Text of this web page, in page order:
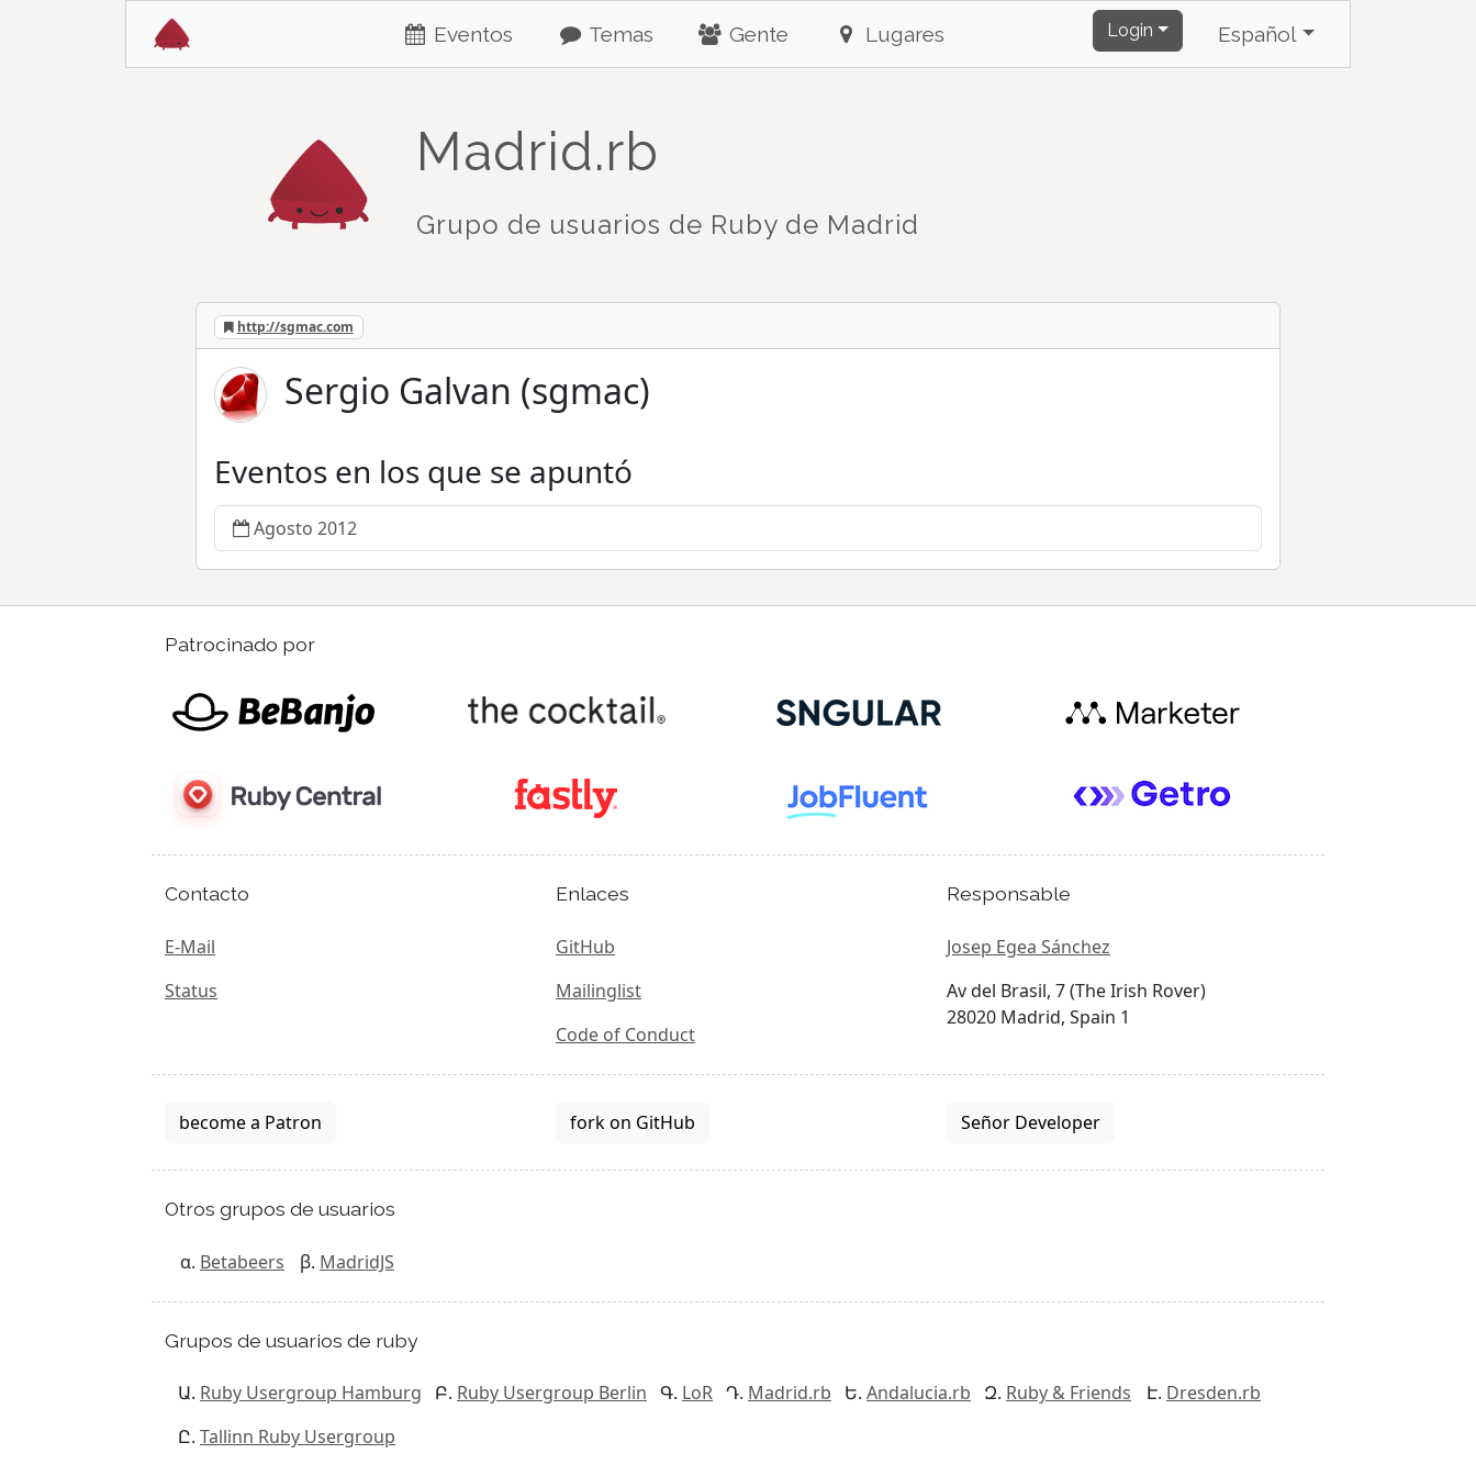
Eventos Temas Gente Lugares Login Español
Madrid.rb
Grupo de usuarios de Ruby de Madrid
http://sgmac.com
Sergio Galvan (sgmac)
Eventos en los que se apuntó
Agosto 2012
Patrocinado por
Contacto
E-Mail
Status
Enlaces
GitHub
Mailinglist
Code of Conduct
Responsable
Josep Egea Sánchez
Av del Brasil, 7 (The Irish Rover)
28020 Madrid, Spain 1
become a Patron fork on GitHub Señor Developer
Otros grupos de usuarios
Betabeers MadridJS
Grupos de usuarios de ruby
Ruby Usergroup Hamburg Ruby Usergroup Berlin LoR Madrid.rb Andalucia.rb Ruby & Friends
Dresden.rb
Tallinn Ruby Usergroup